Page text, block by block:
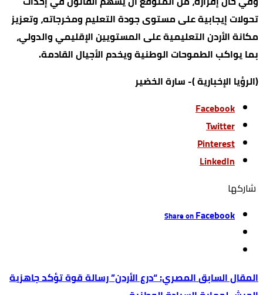
تحولات إيجابية على مستوى جودة التعليم ومخرجاته، وتعزيز
مكانة الأردن التعليمية على المستويين الإقليمي والدولي،
بما يواكب الطموحات الوطنية ويخدم الأجيال القادمة.
(الرؤيا الإخبارية )- سارة الخضير
Facebook
Twitter
Pinterest
LinkedIn
‫‫ شاركها‬
Share onFacebook
المصري: “درع الأردن” رسالة قوة تؤكد جاهزية